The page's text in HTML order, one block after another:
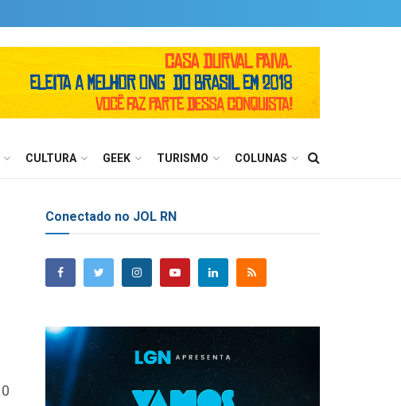
CULTURA GEEK TURISMO COLUNAS
0
Conectado no JOL RN